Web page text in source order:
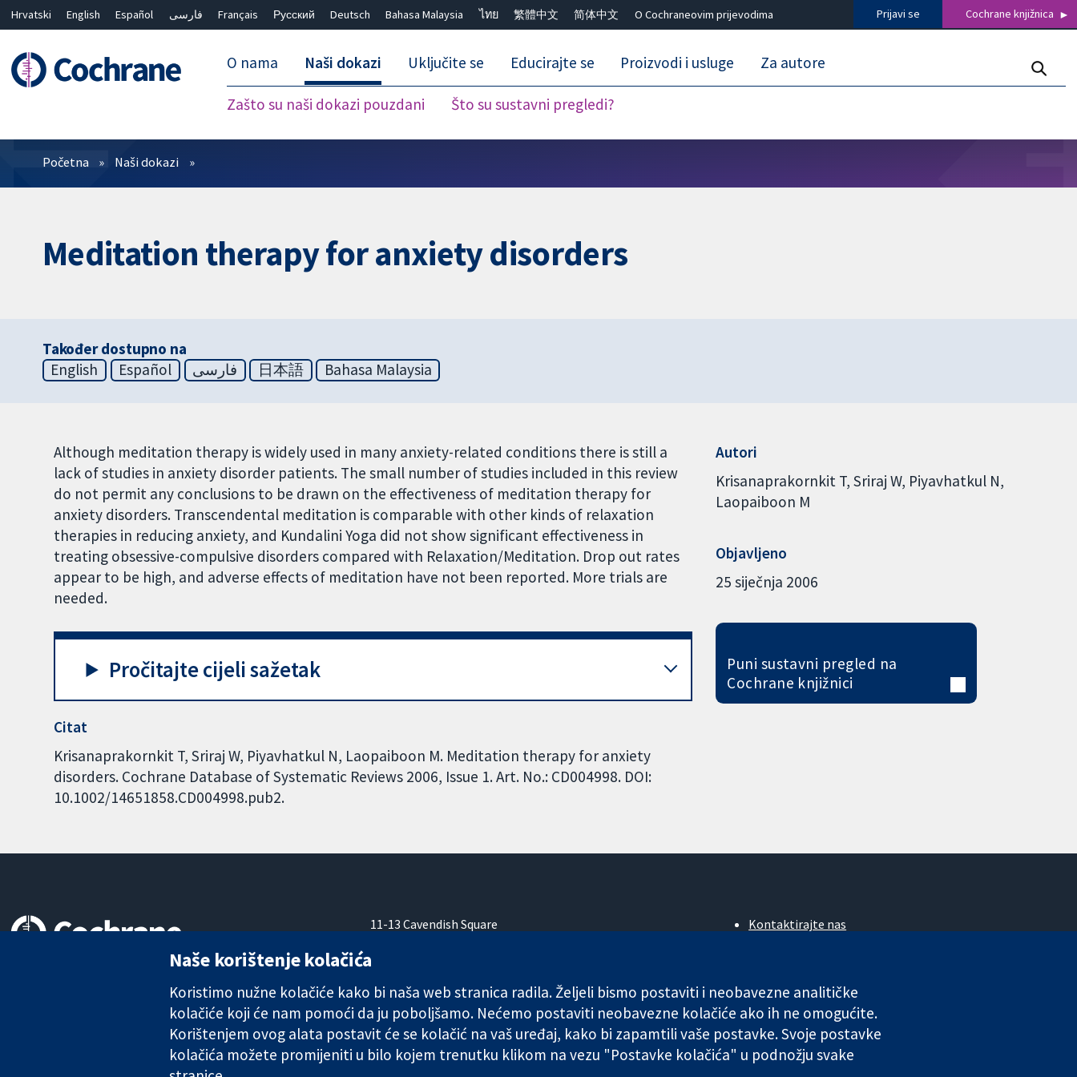
Hrvatski English Español فارسی Français Русский Deutsch Bahasa Malaysia ไทย 繁體中文 简体中文 O Cochraneovim prijevodima Prijavi se Cochrane knjižnica
O nama Naši dokazi
Zašto su naši dokazi pouzdani Što su sustavni pregledi?
Uključite se Educirajte se Proizvodi i usluge Za autore
Prečistači
Početna Naši dokazi
Meditation therapy for anxiety disorders
Također dostupno na
English
Español فارسی 日本語 Bahasa Malaysia
Although meditation therapy is widely used in many anxiety-related conditions there is still a
lack of studies in anxiety disorder patients. The small number of studies included in this review
do not permit any conclusions to be drawn on the effectiveness of meditation therapy for
anxiety disorders. Transcendental meditation is comparable with other kinds of relaxation
therapies in reducing anxiety, and Kundalini Yoga did not show significant effectiveness in
treating obsessive-compulsive disorders compared with Relaxation/Meditation. Drop out rates
appear to be high, and adverse effects of meditation have not been reported. More trials are
needed.
Pročitajte cijeli sažetak
Citat
Krisanaprakornkit T, Sriraj W, Piyavhatkul N, Laopaiboon M. Meditation therapy for anxiety
disorders. Cochrane Database of Systematic Reviews 2006, Issue 1. Art. No.: CD004998. DOI:
10.1002/14651858.CD004998.pub2.
Autori
Krisanaprakornkit T Sriraj W Piyavhatkul N
Laopaiboon M
Objavljeno
25 siječnja 2006
Puni sustavni pregled na
Cochrane knjižnici
11-13 Cavendish Square
W1G 0AN
Kontaktirajte nas
Poslovi
Cochrane Library
The Cochrane Collaboration is a charity (no. 1045921) and a company limited by guarantee (no. 03044323) registered in England & Wales. VAT registration number GB 718 2127 49.
Naše korištenje kolačića
Koristimo nužne kolačiće kako bi naša web stranica radila. Željeli bismo postaviti i neobavezne analitičke
kolačiće koji će nam pomoći da ju poboljšamo. Nećemo postaviti neobavezne kolačiće ako ih ne omogućite.
Korištenjem ovog alata postavit će se kolačić na vaš uređaj, kako bi zapamtili vaše postavke. Svoje postavke
kolačića možete promijeniti u bilo kojem trenutku klikom na vezu "Postavke kolačića" u podnožju svake